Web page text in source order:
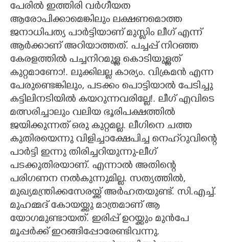
പേരിൽ ഇത്തിരി വർഗീയത
ആരോപിക്കാമെങ്കിലും ലക്ഷണമൊത്ത
ജനാധിപത്യ പാർട്ടിയാണ് മുസ്ലിം ലീഗ് എന്ന്
ആർക്കാണ് അറിയാത്തത്. പച്ചപ്പ് നിറഞ്ഞ
കേരളത്തിൽ പച്ചനിറമുള്ള കൊടിയുള്ളത്
കുറ്റമാണോ!. ലുക്കിലല്ല കാര്യം. വിക്രമൻ എന്ന
പേരുണ്ടെങ്കിലും, പടക്കം പൊട്ടിയാൽ പേടിച്ചു
കട്ടിലിനടിയിൽ കയറുന്നവരില്ലേ!. ലീഗ് എവിടെ
മത്സരിച്ചാലും വലിയ ഭൂരിപക്ഷത്തിൽ
ജയിക്കുന്നത് ഒരു കുറ്റമല്ല. ലീഗിനെ ചത്ത
കുതിരയെന്നു വിളിച്ചാക്ഷേപിച്ച നെഹ്‌റുവിന്റെ
പാർട്ടി ഇന്നു തിരിച്ചറിയുന്നു-ലീഗ്
പടക്കുതിരയാണ്. എന്നാൽ അതിന്റെ
പരിഗണന നൽകുന്നുമില്ല. സത്യത്തിൽ,
മുഖ്യമന്ത്രിക്കസേരയ്ക്ക് അർഹതയുണ്ട്. സി.എച്ച്.
മുഹമ്മദ് കോയയ്ക്കു മാത്രമാണ് ആ
യോഗമുണ്ടായത്. ഇരിപ്പ് ഉറയ്ക്കും മുൻപേ
മൂപ്പർക്ക് ഇറങ്ങിപ്പോരേണ്ടിവന്നു.